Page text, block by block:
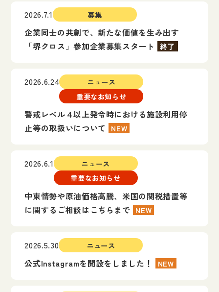
2026.7.1 募集
企業同士の共創で、新たな価値を生み出す
「堺クロス」参加企業募集スタート
終了
2026.6.24
ニュース
重要なお知らせ
警戒レベル４以上発令時における施設利用停
止等の取扱いについて
NEW
2026.6.1
ニュース
重要なお知らせ
中東情勢や原油価格高騰、米国の関税措置等
に関するご相談はこちらまで NEW
2026.5.30 ニュース
公式Instagramを開設をしました！ NEW